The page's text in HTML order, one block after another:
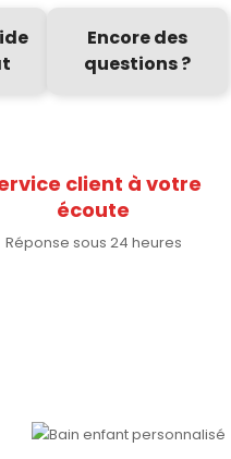
Encore des
questions ?
client à votre
écoute
Réponse sous 24 heures